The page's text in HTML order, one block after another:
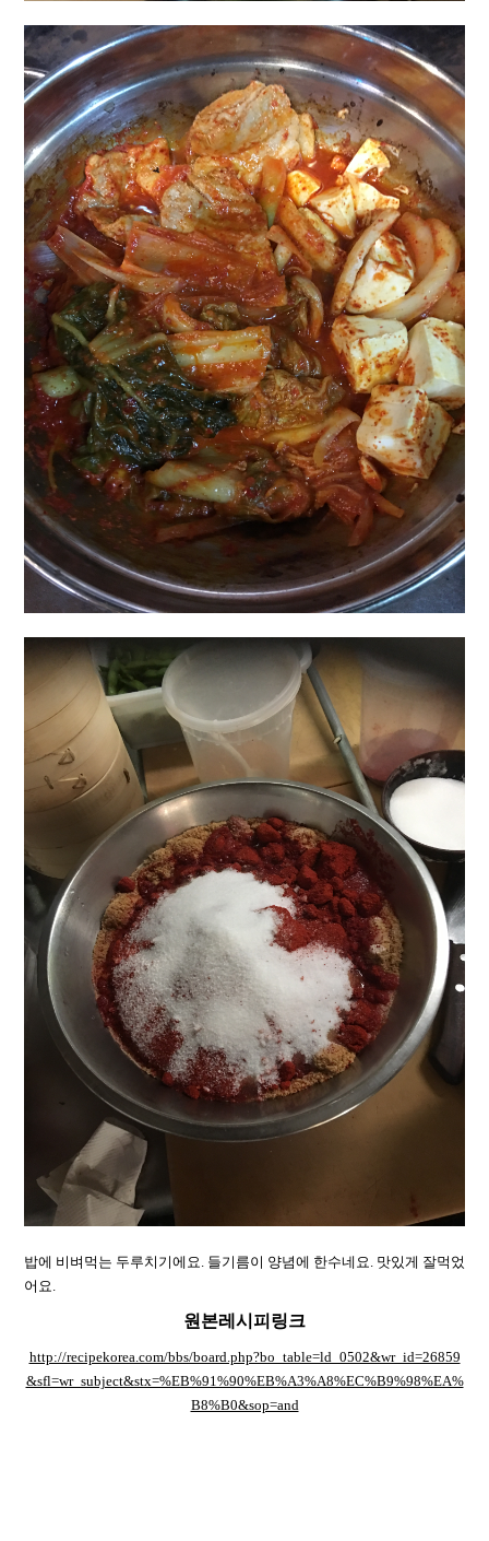
밥에 비벼먹는 두루치기에요. 들기름이 양념에 한수네요. 맛있게 잘먹었
어요.
원본레시피링크
http://recipekorea.com/bbs/board.php?bo_table=ld_0502&wr_id=26859
&sfl=wr_subject&stx=%EB%91%90%EB%A3%A8%EC%B9%98%EA%
B8%B0&sop=and